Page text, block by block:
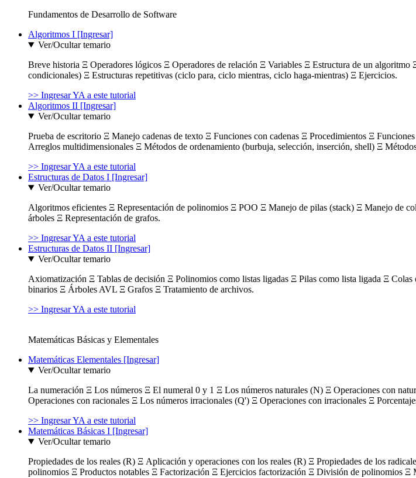
Fundamentos de Desarrollo de Software
Algoritmos I [Ingresar]
Ver/Ocultar temario
Breve historia Ξ Operadores lógicos Ξ Operadores de relación Ξ Variables Ξ Estructura de un
condicionales) Ξ Estructuras repetitivas (ciclo para, ciclo mientras, ciclo haga-mientras) Ξ Ejercicios.
>> Ingresar YA a este tutorial
Algoritmos II [Ingresar]
Ver/Ocultar temario
Prueba de escritorio Ξ Manejo cadenas de texto Ξ Funciones con cadenas Ξ Procedimientos Ξ
Arreglos multidimensionales Ξ Métodos de ordenamiento (burbuja, selección, inserción, shell) Ξ
>> Ingresar YA a este tutorial
Estructuras de Datos I [Ingresar]
Ver/Ocultar temario
Algoritmos eficientes Ξ Representación de polinomios Ξ POO Ξ Manejo de pilas (stack) Ξ Manejo
árboles Ξ Representación de grafos.
>> Ingresar YA a este tutorial
Estructuras de Datos II [Ingresar]
Ver/Ocultar temario
Axiomatización Ξ Tablas de decisión Ξ Polinomios como listas ligadas Ξ Pilas como lista ligada Ξ
binarios Ξ Árboles AVL Ξ Grafos Ξ Tratamiento de archivos.
>> Ingresar YA a este tutorial
Matemáticas Básicas y Elementales
Matemáticas Elementales [Ingresar]
Ver/Ocultar temario
La numeración Ξ Los números Ξ El numeral 0 y 1 Ξ Los números naturales (N) Ξ Operaciones con
Operaciones con racionales Ξ Los números irracionales (Q') Ξ Operaciones con irracionales Ξ
>> Ingresar YA a este tutorial
Matemáticas Básicas I [Ingresar]
Ver/Ocultar temario
Propiedades de los reales (R) Ξ Aplicación y operaciones con los reales (R) Ξ Propiedades de los
polinomios Ξ Productos notables Ξ Factorización Ξ Ejercicios factorización Ξ División de polinomios Ξ